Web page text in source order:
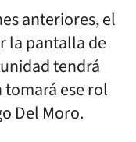
anteriores, el
la pantalla de
tendrá
ese rol
Del Moro.